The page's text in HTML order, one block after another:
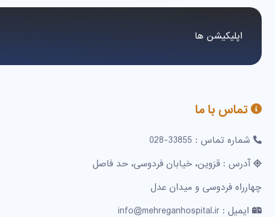
اپلیکیشن ها
تماس با ما
شماره تماس : 33855-028
آدرس : قزوین، خیابان فردوسی، حد فاصل
چهارراه فردوسی و میدان عدل
ایمیل : info@mehreganhospital.ir